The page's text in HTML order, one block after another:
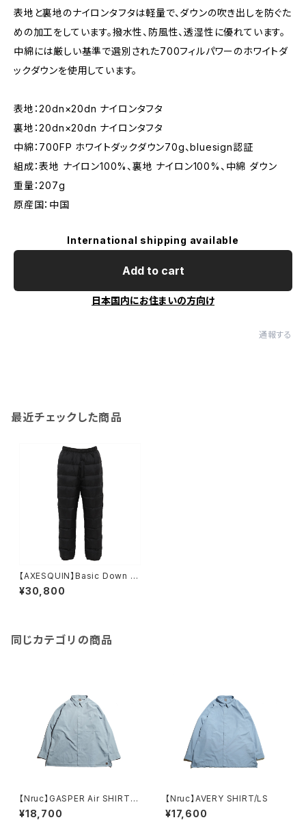
表地と裏地のナイロンタフタは軽量で、ダウンの吹き出しを防ぐた
めの加工をしています。撥水性、防風性、透湿性に優れています。
中綿には厳しい基準で選別された700フィルパワーのホワイトダ
ックダウンを使用しています。
表地：20dn×20dn ナイロンタフタ
裏地：20dn×20dn ナイロンタフタ
中綿：700FP ホワイトダックダウン70g、bluesign認証
組成：表地 ナイロン100%、裏地 ナイロン100%、中綿 ダウン
重量：207g
原産国：中国
International shipping available
Add to cart
日本国内にお住まいの方向け
通報する
最近チェックした商品
【AXESQUIN】Basic Down P
ants / ブラック
¥30,800
同じカテゴリの商品
【Nruc】GASPER Air SHIRT/L
S
¥18,700
【Nruc】AVERY SHIRT/LS
¥17,600